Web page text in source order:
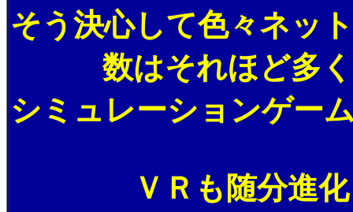
そう決心して色々ネッ
数はそれほど多くは
シミュレーションゲー
ＶＲも随分進化し